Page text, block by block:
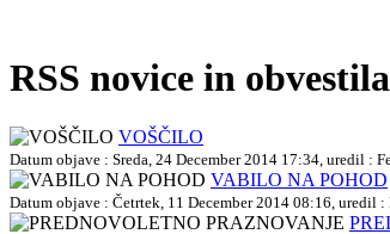
RSS novice in
VOŠČILO
Datum objave : Sreda, 24 December 2014 17:34, uredil :
VABILO NA POHOD
Datum objave : Četrtek, 11 December 2014 08:16, uredil :